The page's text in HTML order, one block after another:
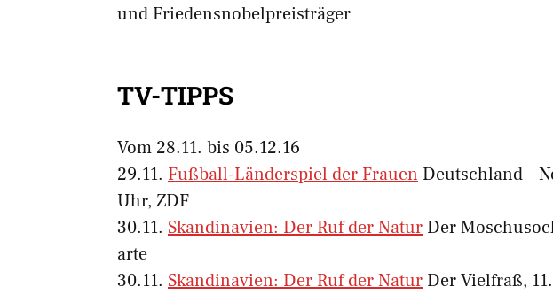
und Friedensnobelpreisträger
TV-TIPPS
Vom 28.11. bis 05.12.16
29.11. Fußball-Länderspiel der Frauen Deutschland –
Uhr, ZDF
30.11. Skandinavien: Der Ruf der Natur Der
arte
30.11. Skandinavien: Der Ruf der Natur Der Vielfraß,